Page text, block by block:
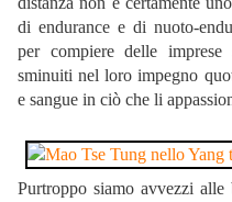
di endurance e di nuoto-
per compiere delle
sminuiti nel loro impegno
e sangue in ciò che li
Purtroppo siamo avvezzi